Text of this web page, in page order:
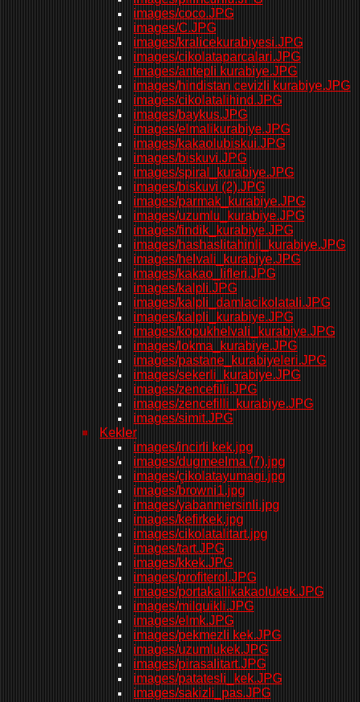
images/coco.JPG
images/C.JPG
images/kralicekurabiyesi.JPG
images/cikolataparcalari.JPG
images/antepli kurabiye.JPG
images/hindistan cevizli kurabiye.JPG
images/cikolatalihind.JPG
images/baykus.JPG
images/elmalikurabiye.JPG
images/kakaolubiskui.JPG
images/biskuvi.JPG
images/spiral_kurabiye.JPG
images/biskuvi (2).JPG
images/parmak_kurabiye.JPG
images/uzumlu_kurabiye.JPG
images/findik_kurabiye.JPG
images/hashaslitahinli_kurabiye.JPG
images/helvali_kurabiye.JPG
images/kakao_lifleri.JPG
images/kalpli.JPG
images/kalpli_damlacikolatali.JPG
images/kalpli_kurabiye.JPG
images/kopukhelvali_kurabiye.JPG
images/lokma_kurabiye.JPG
images/pastane_kurabiyeleri.JPG
images/sekerli_kurabiye.JPG
images/zencefilli.JPG
images/zencefilli_kurabiye.JPG
images/simit.JPG
Kekler
images/incirli kek.jpg
images/dugmeelma (7).jpg
images/çikolatayumagi.jpg
images/browni1.jpg
images/yabanmersinli.jpg
images/kefirkek.jpg
images/cikolatalitart.jpg
images/tart.JPG
images/kkek.JPG
images/profiterol.JPG
images/portakallikakaolukek.JPG
images/milquikli.JPG
images/elmk.JPG
images/pekmezli kek.JPG
images/uzumlukek.JPG
images/pirasalitart.JPG
images/patatesli_kek.JPG
images/sakizli_pas.JPG